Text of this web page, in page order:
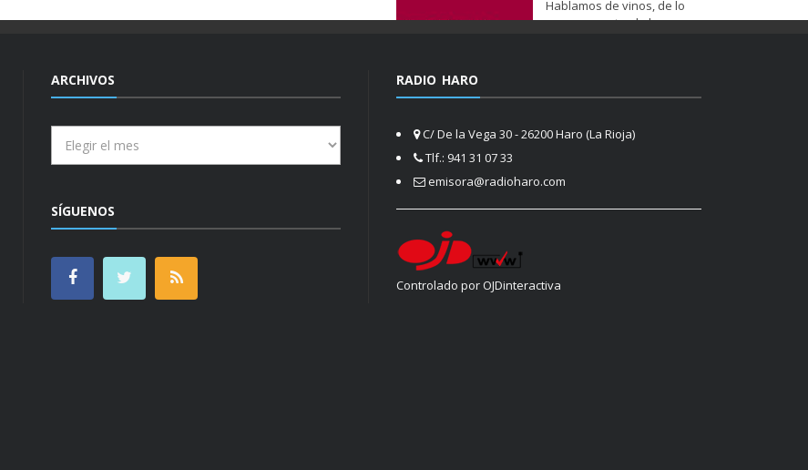
Hablamos de vinos, de lo
que nos gusta, de lo que
ARCHIVOS
SÍGUENOS
RADIO HARO
C/ De la Vega 30 - 26200 Haro (La Rioja)
Tlf.: 941 31 07 33
emisora@radioharo.com
Controlado por OJDinteractiva